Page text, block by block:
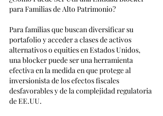
para Familias de Alto Patrimonio?
Para familias que buscan diversificar su
portafolio y acceder a clases de activos
alternativos o equities en Estados Unidos,
una blocker puede ser una herramienta
efectiva en la medida en que protege al
inversionista de los efectos fiscales
desfavorables y de la complejidad regulatoria
de EE.UU.